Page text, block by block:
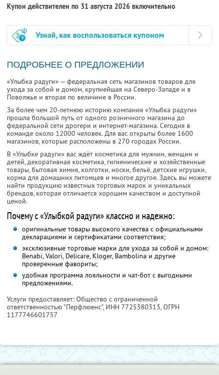
Купон действителен по 31 августа 2026 включительно
Узнай, как воспользоваться купоном
ПОДРОБНЕЕ О ПРЕДЛОЖЕНИИ
«Улыбка радуги» — федеральная сеть магазинов товаров для
ухода за собой и домом, крупнейшая на Северо-Западе и в
Поволжье и вторая по величине в России.
За более чем 20-летнюю историю компания «Улыбка радуги»
прошла большой путь от одного розничного магазина до
федеральной сети дрогери и интернет-магазина. Сегодня в
команде около 12000 человек. Для вас открыты более 1600
магазинов, которые расположены в 270 городах России.
В «Улыбке радуги» вас ждёт косметика для мужчин, женщин и
детей, декоративная косметика, гигиенические и хозяйственные
товары, бытовая химия, колготки, носки, бельё, детские игрушки,
корма для домашних питомцев и многое другое. Здесь вы можете
найти продукцию известных торговых марок и уникальных
брендов, которая отличается хорошим качеством и доступной
ценой.
Почему с «Улыбкой радуги» классно и надежно:
оригинальные товары высокого качества с официальными
декларациями и сертификатами соответствия;
эксклюзивные торговые марки для ухода за собой и домом:
Benabi, Valori, Delicare, Kloger, Bambolina и другие
проверенные фавориты;
удобная программа лояльности и чат-бот с выгодными
предложениями.
Услуги предоставляет: Общество с ограниченной
ответственностью "Перфлюенс", ИНН 7725380313, ОГРН
1177746601757